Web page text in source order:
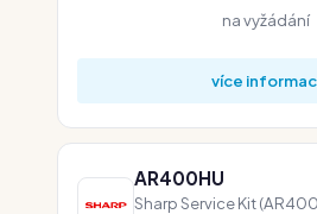
na vyžádání
více
AR400HU
Sharp Service Kit